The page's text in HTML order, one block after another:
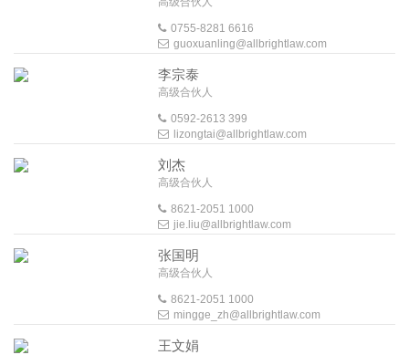
0755-8281 6616
guoxuanling@allbrightlaw.com
李宗泰
高级合伙人
0592-2613 399
lizongtai@allbrightlaw.com
刘杰
高级合伙人
8621-2051 1000
jie.liu@allbrightlaw.com
张国明
高级合伙人
8621-2051 1000
mingge_zh@allbrightlaw.com
王文娟